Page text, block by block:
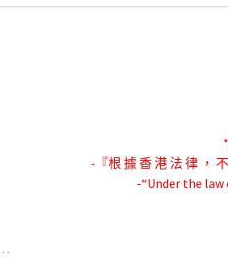
-『根 據 香 港 法 律 ，
-“Under the